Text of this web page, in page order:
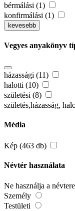
bérmálási (1)
konfirmálási (1)
kevesebb
Vegyes anyakönyv
házassági (11)
halotti (10)
születési (8)
születés,házasság,
Média
Kép (463 db)
Névtér használata
Ne használja a
Személy
Testületi